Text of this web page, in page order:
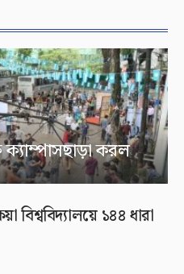
করল
বিশ্ববিদ্যালয়ে ১৪৪ ধারা